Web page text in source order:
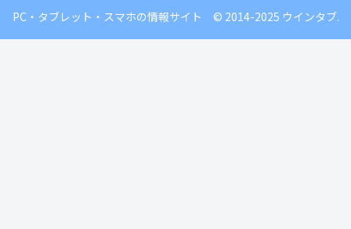
PC・タブレット・スマホの情報サイト © 2014-2025 ウインタブ.